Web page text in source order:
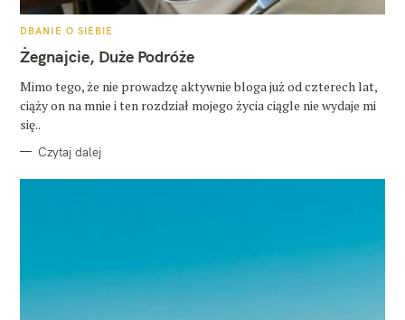
K
T
E
O
R
I
DBANIE O SIEBIE
Żegnajcie, Duże Podróże
Mimo tego, że nie prowadzę aktywnie bloga już od czterech lat,
ciąży on na mnie i ten rozdział mojego życia ciągle nie wydaje mi
się..
Czytaj dalej